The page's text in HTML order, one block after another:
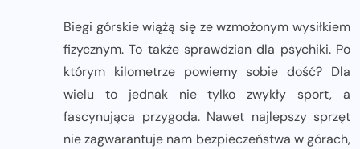
Biegi górskie wiążą się ze wzmożonym wysiłkiem
fizycznym. To także sprawdzian dla psychiki. Po
którym kilometrze powiemy sobie dość? Dla
wielu to jednak nie tylko zwykły sport, a
fascynująca przygoda. Nawet najlepszy sprzęt
nie zagwarantuje nam bezpieczeństwa w górach,